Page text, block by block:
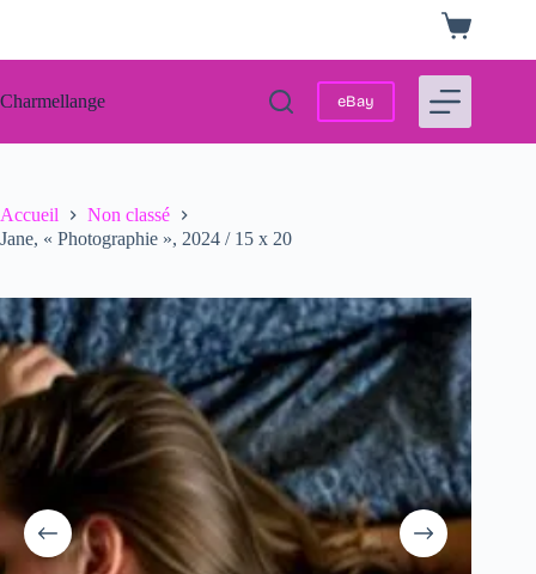
Panier
d’achat
Charmellange eBay
Accueil
Non classé
Jane, « Photographie », 2024 / 15 x 20